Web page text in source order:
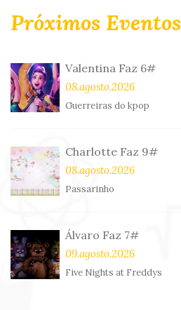
Próximos Eventos
Valentina Faz 6#
08.agosto.2026
Guerreiras do kpop
Charlotte Faz 9#
08.agosto.2026
Passarinho
Álvaro Faz 7#
09.agosto.2026
Five Nights at Freddys